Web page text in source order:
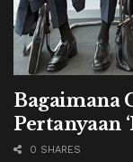
Bagaimana
Pertanyaan
0 SHARES